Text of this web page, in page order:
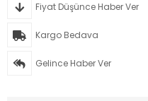
Fiyat Düşünce Haber Ver
Kargo Bedava
Gelince Haber Ver